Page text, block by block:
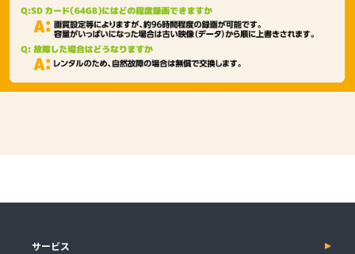
サービス